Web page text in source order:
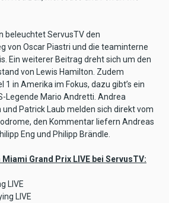
beleuchtet ServusTV den
von Oscar Piastri und die teaminterne
Ein weiterer Beitrag dreht sich um den
von Lewis Hamilton. Zudem
in Amerika im Fokus, dazu gibt’s ein
Legende Mario Andretti. Andrea
und Patrick Laub melden sich direkt vom
den Kommentar liefern Andreas
Eng und Philipp Brändle.
Grand Prix LIVE bei ServusTV:
LIVE
LIVE